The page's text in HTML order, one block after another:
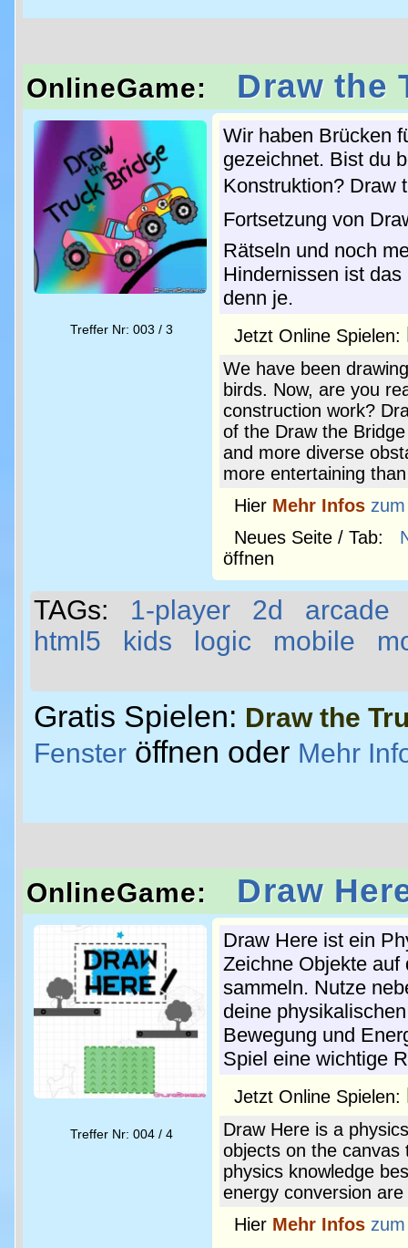
OnlineGame: Draw the
Treffer Nr: 003 / 3
Wir haben Brücken
gezeichnet. Bist du
Konstruktion? Draw
Fortsetzung von
Rätseln und noch
Hindernissen ist
denn je.
Jetzt Online Spielen:
We have been
birds. Now, are you
construction work?
of the Draw the
and more diverse
more entertaining
Hier Mehr Infos
Neues Seite / Tab:
öffnen
TAGs: 1-player 2d
arcade
html5
kids logic mobile
Gratis Spielen: Draw the
Fenster öffnen oder Mehr
OnlineGame: Draw
Treffer Nr: 004 / 4
Draw Here ist ein
Zeichne Objekte
sammeln. Nutze
deine
Bewegung und
Spiel eine wichtige
Jetzt Online Spielen:
Draw Here is a
objects on the canvas
physics knowledge
energy conversion
Hier Mehr Infos